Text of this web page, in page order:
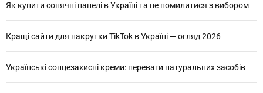
Як купити сонячні панелі в Україні та не помилитися з вибором
Кращі сайти для накрутки TikTok в Україні — огляд 2026
Українські сонцезахисні креми: переваги натуральних засобів